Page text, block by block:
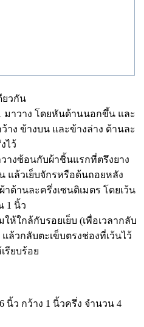
ยวกัน
วาง โดยหันด้านนอกขึ้น และ
าง ข้างบน และข้างล่าง ด้านละ
ไว้
ซ้อนกับผ้าชิ้นแรกที่ตรึงยาง
แล้วเย็บจักรหรือด้นถอยหลัง
ด้านละครึ่งเซนติเมตร โดยเว้น
1 นิ้ว
กล้กับรอยเย็บ (เพื่อเวลากลับ
ล้วกลับตะเข็บตรงช่องที่เว้นไว้
ยบร้อย
ว กว้าง 1 นิ้วครึ่ง จำนวน 4